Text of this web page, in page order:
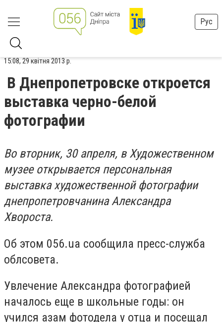
Рус
15:08, 29 квітня 2013 р.
В Днепропетровске откроется
выставка черно-белой
фотографии
Во вторник, 30 апреля, в Художественном
музее открывается персональная
выставка художественной фотографии
днепропетровчанина Александра
Хвороста.
Об этом 056.ua сообщила пресс-служба
облсовета.
Увлечение Александра фотографией
началось еще в школьные годы: он
учился азам фотодела у отца и посещал